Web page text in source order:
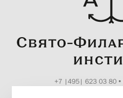
+7 |495| 623 03 80•